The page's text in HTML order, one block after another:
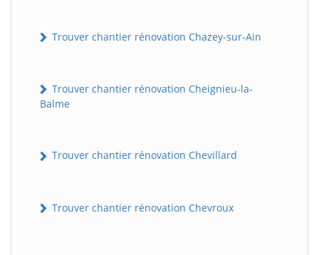
Trouver chantier rénovation Chazey-sur-Ain
Trouver chantier rénovation Cheignieu-la-
Balme
Trouver chantier rénovation Chevillard
Trouver chantier rénovation Chevroux